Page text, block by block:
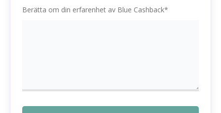
Berätta om din erfarenhet av Blue Cashback*